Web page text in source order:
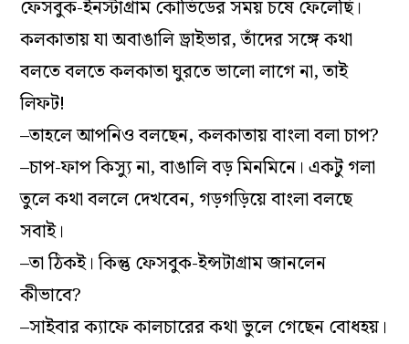
ফেসবুক-ইনস্টাগ্রাম কোভিডের সময় চষে ফেলেছি।
কলকাতায় যা অবাঙালি ড্রাইভার, তাঁদের সঙ্গে কথা
বলতে বলতে কলকাতা ঘুরতে ভালো লাগে না, তাই
লিফট!
–তাহলে আপনিও বলছেন, কলকাতায় বাংলা বলা চাপ?
–চাপ-ফাপ কিস্যু না, বাঙালি বড় মিনমিনে। একটু গলা
তুলে কথা বললে দেখবেন, গড়গড়িয়ে বাংলা বলছে
সবাই।
–তা ঠিকই। কিন্তু ফেসবুক-ইন্সটাগ্রাম জানলেন
কীভাবে?
–সাইবার ক্যাফে কালচারের কথা ভুলে গেছেন বোধহয়।